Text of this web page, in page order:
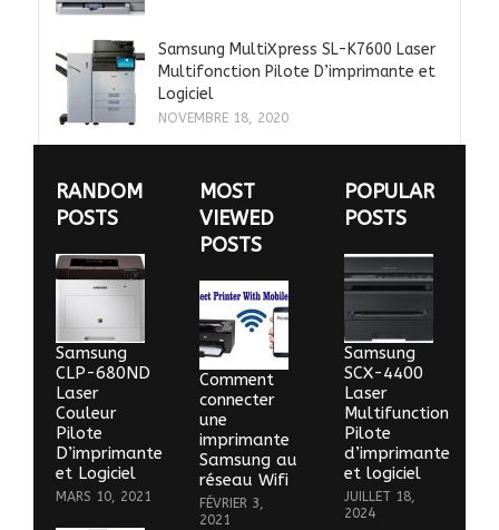
Samsung MultiXpress SL-K7600 Laser
Multifonction Pilote D’imprimante et
Logiciel
NOVEMBRE 18, 2020
RANDOM
POSTS
Samsung
CLP-680ND
Laser
Couleur
Pilote
D’imprimante
et Logiciel
MARS 10, 2021
MOST
VIEWED
POSTS
Comment
connecter
une
imprimante
Samsung au
réseau Wifi
FÉVRIER 3,
2021
POPULAR
POSTS
Samsung
SCX-4400
Laser
Multifunction
Pilote
d’imprimante
et logiciel
JUILLET 18,
2024